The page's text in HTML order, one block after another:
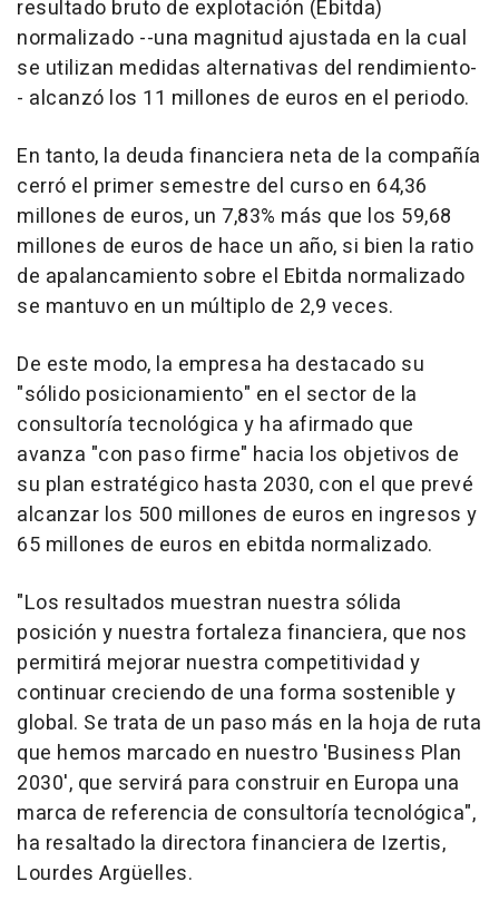
resultado bruto de explotación (Ebitda)
normalizado --una magnitud ajustada en la cual
se utilizan medidas alternativas del rendimiento-
- alcanzó los 11 millones de euros en el periodo.
En tanto, la deuda financiera neta de la compañía
cerró el primer semestre del curso en 64,36
millones de euros, un 7,83% más que los 59,68
millones de euros de hace un año, si bien la ratio
de apalancamiento sobre el Ebitda normalizado
se mantuvo en un múltiplo de 2,9 veces.
De este modo, la empresa ha destacado su
"sólido posicionamiento" en el sector de la
consultoría tecnológica y ha afirmado que
avanza "con paso firme" hacia los objetivos de
su plan estratégico hasta 2030, con el que prevé
alcanzar los 500 millones de euros en ingresos y
65 millones de euros en ebitda normalizado.
"Los resultados muestran nuestra sólida
posición y nuestra fortaleza financiera, que nos
permitirá mejorar nuestra competitividad y
continuar creciendo de una forma sostenible y
global. Se trata de un paso más en la hoja de ruta
que hemos marcado en nuestro 'Business Plan
2030', que servirá para construir en Europa una
marca de referencia de consultoría tecnológica",
ha resaltado la directora financiera de Izertis,
Lourdes Argüelles.